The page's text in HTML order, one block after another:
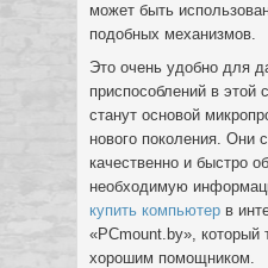
может быть
подобных механизмов.
Это очень удобно для
приспособлений в этой
станут основой
нового поколения. Они
качественно и быстро
необходимую
купить компьютер в
«PCmount.by», который
хорошим помощником.